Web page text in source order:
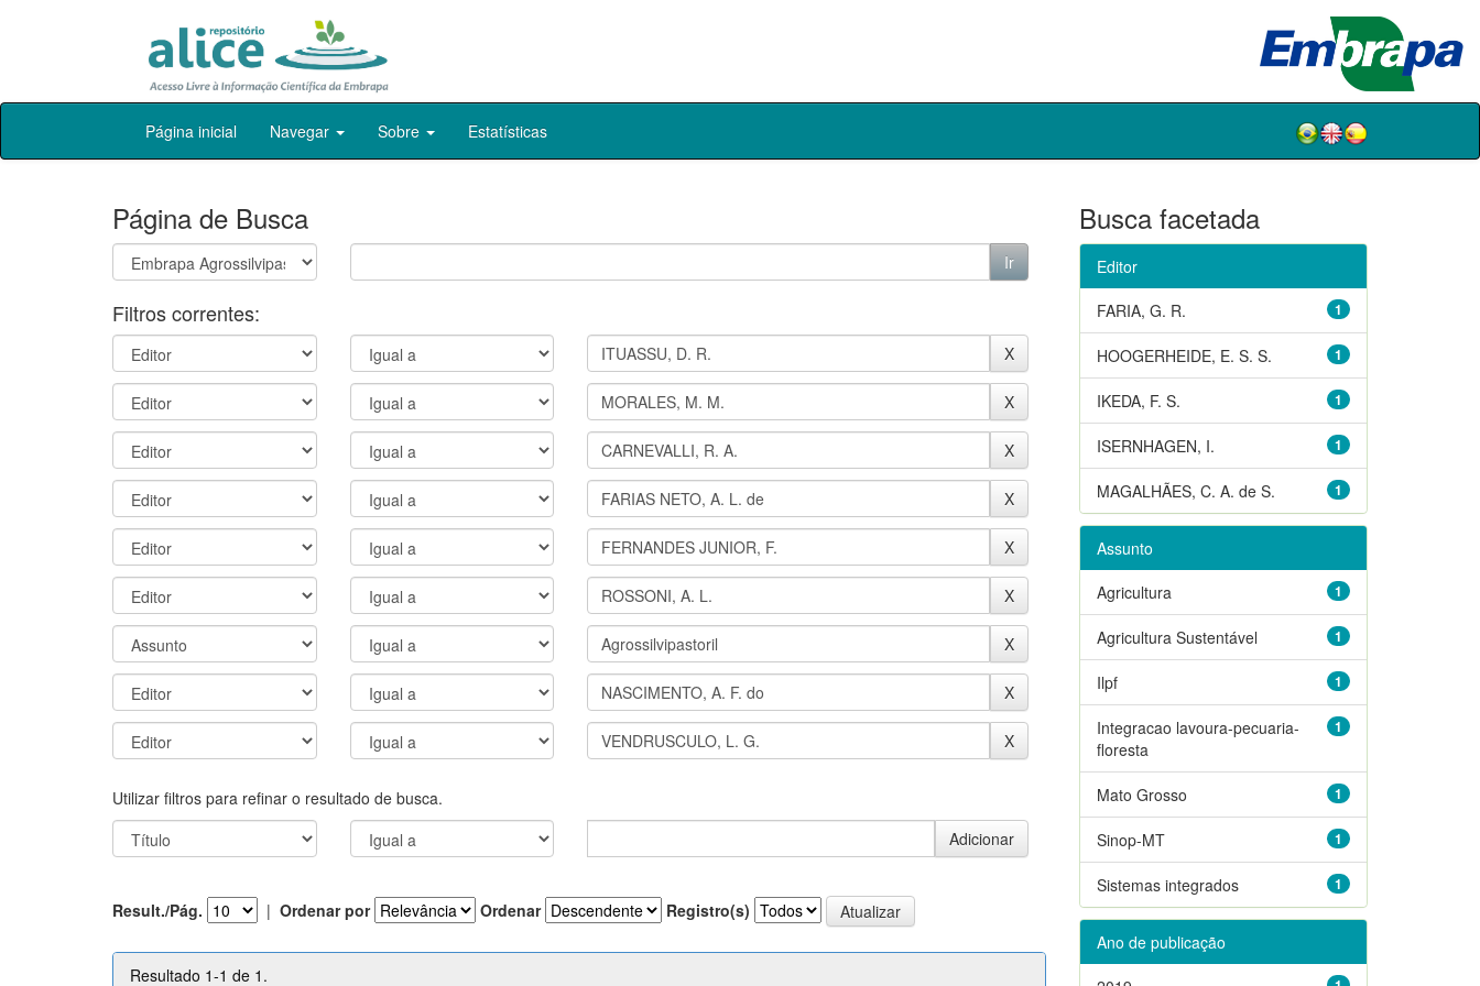
Skip
Página inicial Navegar Sobre Estatísticas
Página de Busca
Filtros correntes:
Utilizar filtros para refinar o resultado de busca.
Result./Pág. | Ordenar por Ordenar Registro(s)
Resultado 1-1 de 1.
Busca facetada
Editor
1
FARIA, G. R.
1
HOOGERHEIDE, E. S. S.
1
IKEDA, F. S.
1
ISERNHAGEN, I.
1
MAGALHÃES, C. A. de S.
Assunto
1
Agricultura
1
Agricultura Sustentável
1
Ilpf
1
Integracao lavoura-pecuaria-
floresta
1
Mato Grosso
1
Sinop-MT
1
Sistemas integrados
Ano de publicação